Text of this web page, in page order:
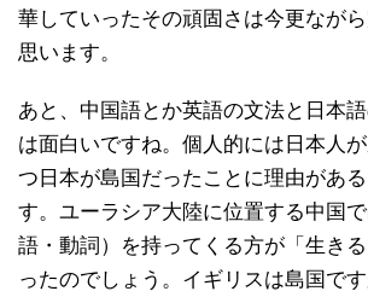
華していったその頑固さは今更なが
思います。
あと、中国語とか英語の文法と日本
は面白いですね。個人的には日本人
つ日本が島国だったことに理由があ
す。ユーラシア大陸に位置する中国
語・動詞）を持ってくる方が「生き
ったのでしょう。イギリスは島国で